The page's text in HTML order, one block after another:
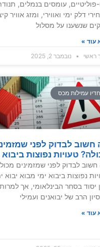
פוליטיים, עומסים בנמלים,
דלק ימי ואווירי, ומזג אוויר
שנשענו על מסלול
עוד »
ראשי
נובמבר 2, 2025
עמילות מכס
חשוב לבדוק לפני
טעויות נפוצות ביבוא
לבדוק לפני שמזמינים
נפוצות ביבוא ימי מבוא יבוא
יסוד בסחר הבינלאומי, אך למרות
הרב של יבואנים ועמילי
עוד »